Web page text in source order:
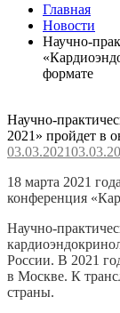
Главная
Новости
Научно-
формате
Научно-
2021» пройдет в
03.03.2021
18 марта 2021
конференция
Научно-
России. В 2021
в Москве. К
страны.